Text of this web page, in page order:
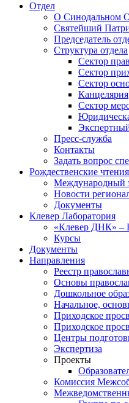
Отдел
О Синодальном
Святейший
Председатель
Структура отдела
Сектор
Сектор
Сектор
Канцелярия
Сектор
Пресс-служба
Контакты
Задать вопрос
Рождественские чтения
Международный
Новости
Документы
Клевер Лаборатория
«Клевер ДНК» –
Курсы
Документы
Направления
Реестр
Основы
Дошкольное
Начальное,
Приходское
Приходское
Центры
Экспертиза
Проекты
Комиссия